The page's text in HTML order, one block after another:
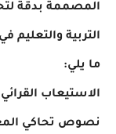
بدقة لتحاكي
والتعليم في دولة
القرائي
تحاكي المعايير